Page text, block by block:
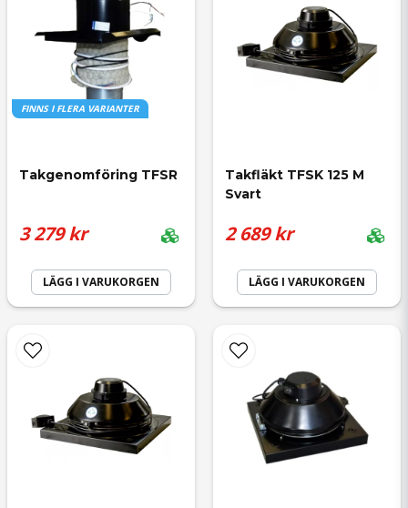
Namn
email
Mejladress
Ja, ni får publicera min fråga
FINNS I FLERA VARIANTER
Takgenomföring TFSR
3 279 kr
LÄGG I VARUKORGEN
Takfläkt TFSK 125 M
Svart
2 689 kr
LÄGG I VARUKORGEN